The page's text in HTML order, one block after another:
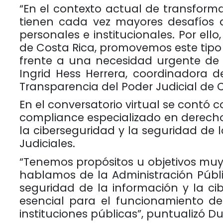
“En el contexto actual de
tienen cada vez mayores
personales e institucionales. Por
de Costa Rica, promovemos este
frente a una necesidad urgente
Ingrid Hess Herrera, coordinadora
Transparencia del Poder Judicial de
En el conversatorio virtual se contó
compliance especializado en
la ciberseguridad y la seguridad de
Judiciales.
“Tenemos propósitos u objetivos
hablamos de la Administración
seguridad de la información y la
esencial para el funcionamiento
instituciones públicas”, puntualizó